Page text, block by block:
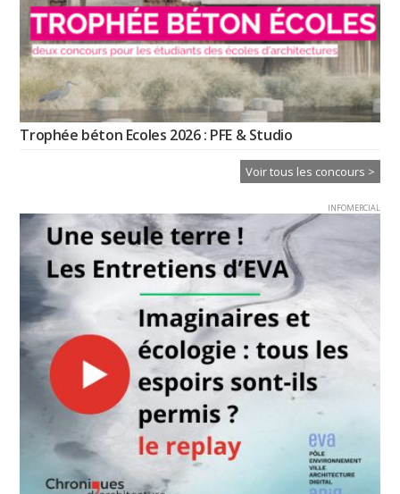
Trophée béton Ecoles 2026 : PFE & Studio
Voir tous les concours >
INFOMERCIAL